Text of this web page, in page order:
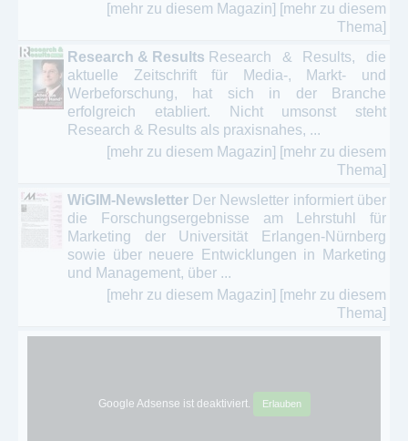
[mehr zu diesem Magazin] [mehr zu diesem
Thema]
Research & Results Research & Results, die
aktuelle Zeitschrift für Media-, Markt- und
Werbeforschung, hat sich in der Branche
erfolgreich etabliert. Nicht umsonst steht
Research & Results als praxisnahes, ...
[mehr zu diesem Magazin] [mehr zu diesem
Thema]
WiGIM-Newsletter Der Newsletter informiert über
die Forschungsergebnisse am Lehrstuhl für
Marketing der Universität Erlangen-Nürnberg
sowie über neuere Entwicklungen in Marketing
und Management, über ...
[mehr zu diesem Magazin] [mehr zu diesem
Thema]
Google Adsense ist deaktiviert. Erlauben